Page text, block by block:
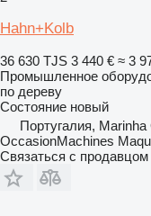
Hahn+Kolb
36 630 TJS 3 440 € ≈ 3
Промышленное
по дереву
Состояние новый
Португалия, Marinha
OccasionMachines
Связаться с продавцом